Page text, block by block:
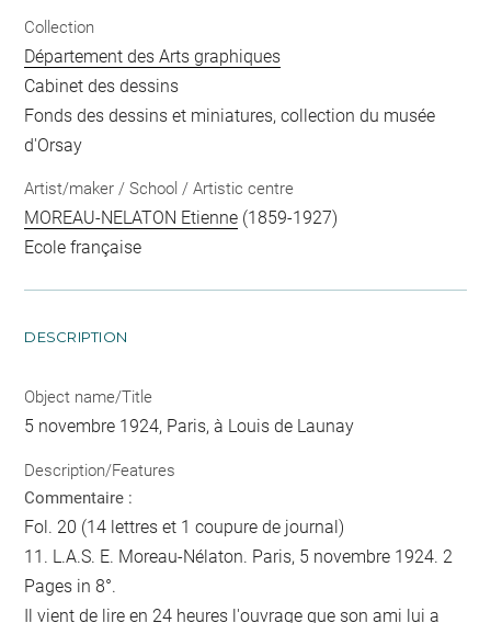
Collection
Département des Arts graphiques
Cabinet des dessins
Fonds des dessins et miniatures, collection du musée
d'Orsay
Artist/maker / School / Artistic centre
MOREAU-NELATON Etienne (1859-1927)
Ecole française
DESCRIPTION
Object name/Title
5 novembre 1924, Paris, à Louis de Launay
Description/Features
Commentaire :
Fol. 20 (14 lettres et 1 coupure de journal)
11. L.A.S. E. Moreau-Nélaton. Paris, 5 novembre 1924. 2
Pages in 8°.
Il vient de lire en 24 heures l'ouvrage que son ami lui a